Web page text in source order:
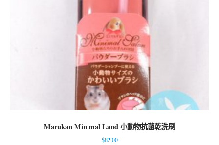
Marukan Minimal Land 小動物抗菌乾洗刷
$82.00